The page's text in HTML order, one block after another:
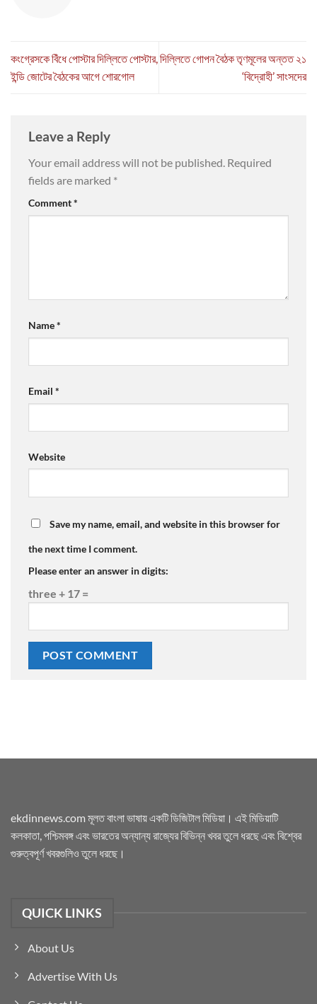
কংগ্রেসকে বিঁধে পোস্টার দিল্লিতে পোস্টার,
ইন্ডি জোটের বৈঠকের আগে শোরগোল
দিল্লিতে গোপন বৈঠক তৃণমূলের অন্তত ২১
‘বিদ্রোহী’ সাংসদের
Leave a Reply
Your email address will not be published. Required
fields are marked *
Comment*
Name*
Email *
Website
Save my name, email, and website in this browser for
the next time I comment.
Please enter an answer in digits:
three + 17 =
ekdinnews.com মূলত বাংলা ভাষায় একটি ডিজিটাল মিডিয়া। এই মিডিয়াটি
কলকাতা, পশ্চিমবঙ্গ এবং ভারতের অন্যান্য রাজ্যের বিভিন্ন খবর তুলে ধরছে এবং বিশ্বের
গুরুত্বপূর্ণ খবরগুলিও তুলে ধরছে।
QUICK LINKS
About Us
Advertise With Us